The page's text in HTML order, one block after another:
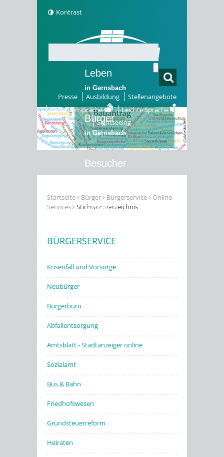
Kontrast
Presse Ausbildung
Stellenangebote
Gebärdensprache
Leichte Sprache
Sightseeing
Leben
in Gernsbach
Bürger
in Gernsbach
Besucher
Erleben
Startseite Bürger Bürgerservice
Online-
Services
Stichwortverzeichnis
BÜRGERSERVICE
Krisenfall und Vorsorge
Neubürger
Bürgerbüro
Abfallentsorgung
Amtsblatt - Stadtanzeiger online
Sozialamt
Bus & Bahn
Friedhofswesen
Grundsteuerreform
Heiraten